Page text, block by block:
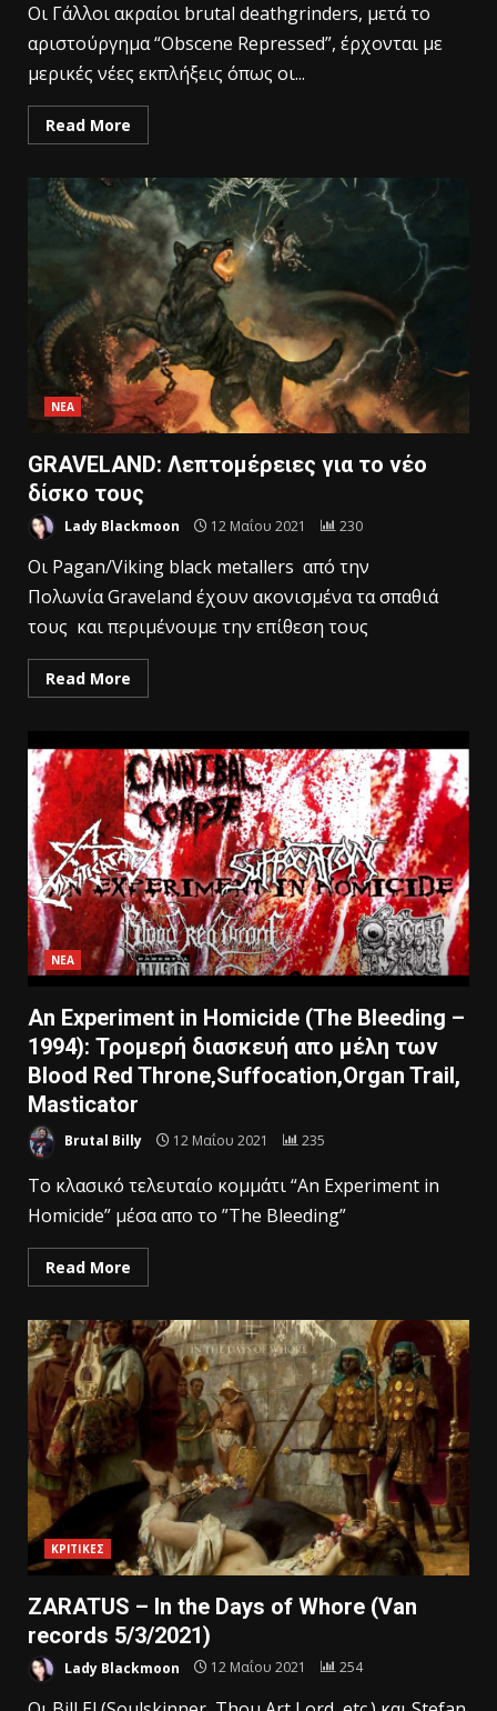
Οι Γάλλοι ακραίοι brutal deathgrinders, μετά το
αριστούργημα “Obscene Repressed”, έρχονται με
μερικές νέες εκπλήξεις όπως οι...
Read More
ΝΕΑ
GRAVELAND: Λεπτομέρειες για το νέο
δίσκο τους
Lady Blackmoon 12 Μαΐου 2021 230
Οι Pagan/Viking black metallers από την
Πολωνία Graveland έχουν ακονισμένα τα σπαθιά
τους και περιμένουμε την επίθεση τους
Read More
ΝΕΑ
An Experiment in Homicide (The Bleeding –
1994): Τρομερή διασκευή απο μέλη των
Blood Red Throne,Suffocation,Organ Trail,
Masticator
Brutal Billy 12 Μαΐου 2021 235
Το κλασικό τελευταίο κομμάτι “An Experiment in
Homicide” μέσα απο το ”The Bleeding”
Read More
ΚΡΙΤΙΚΕΣ
ZARATUS – In the Days of Whore (Van
records 5/3/2021)
Lady Blackmoon 12 Μαΐου 2021 254